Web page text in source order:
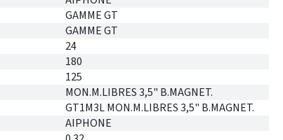
GAMME GT
GAMME GT
24
180
125
MON.M.LIBRES 3,5" B.MAGNET.
GT1M3L MON.M.LIBRES 3,5" B.MAGNET.
AIPHONE